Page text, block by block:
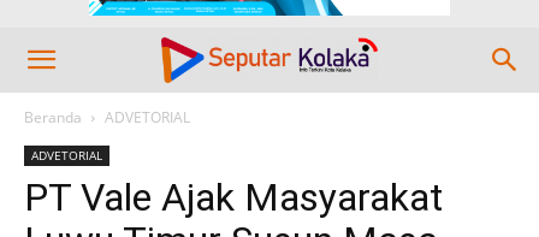
Beranda ADVETORIAL
ADVETORIAL
PT Vale Ajak Masyarakat